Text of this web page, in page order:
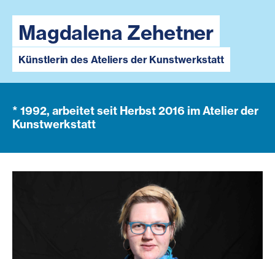
Magdalena Zehetner
Künstlerin des Ateliers der Kunstwerkstatt
* 1992, arbeitet seit Herbst 2016 im Atelier der
Kunstwerkstatt